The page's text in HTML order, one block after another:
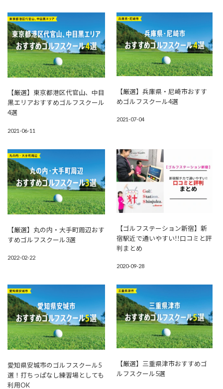
【厳選】東京都港区代官山、中目
黒エリアおすすめゴルフスクール
4選
2021-06-11
【厳選】兵庫県・尼崎市おすす
めゴルフスクール4選
2021-07-04
【厳選】丸の内・大手町周辺おす
すめゴルフスクール3選
2022-02-22
【ゴルフステーション新宿】新
宿駅近で通いやすい!!口コミと評
判まとめ
2020-09-28
愛知県安城市のゴルフスクール5
選！打ちっぱなし練習場としても
利用OK
【厳選】三重県津市おすすめゴ
ルフスクール5選